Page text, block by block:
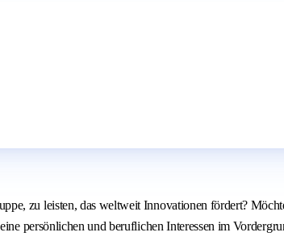
zu leisten, das weltweit Innovationen fördert?
persönlichen und beruflichen Interessen im